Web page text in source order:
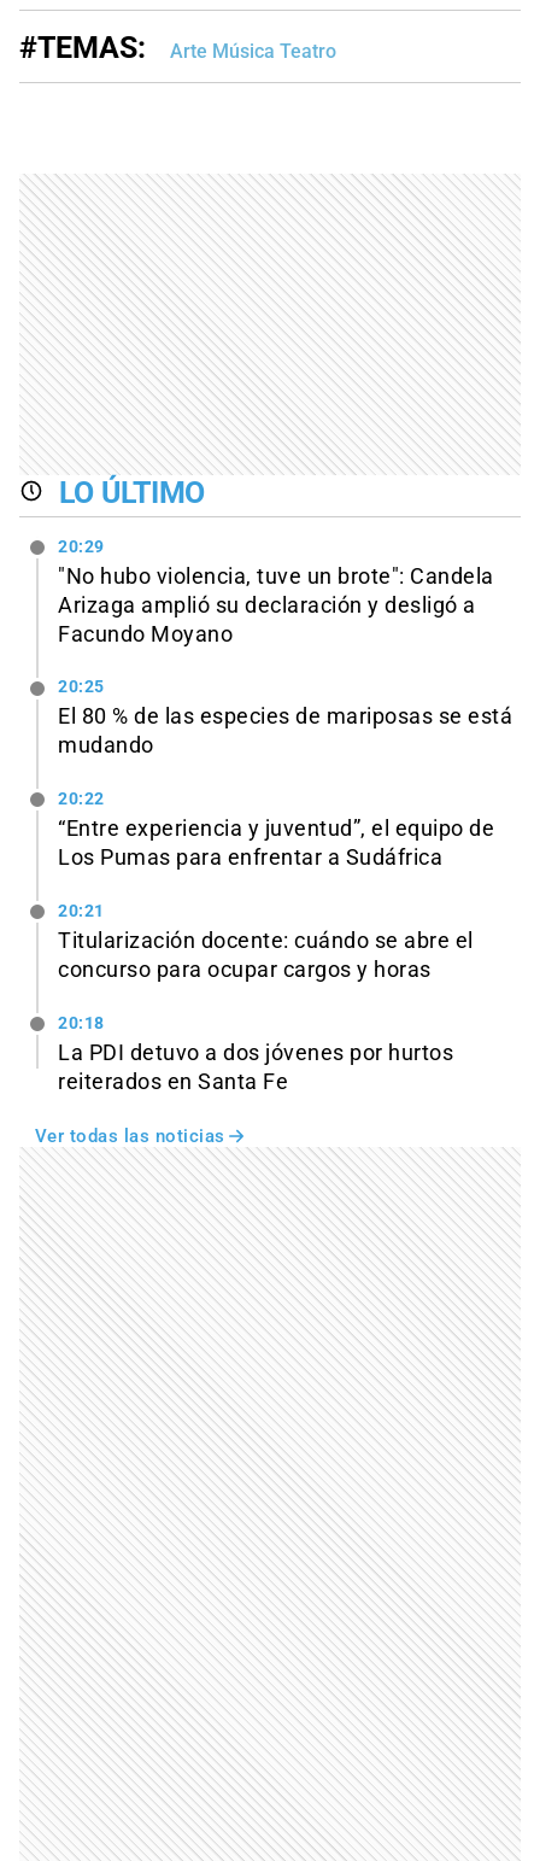
#TEMAS: Arte Música Teatro
LO ÚLTIMO
20:29
"No hubo violencia, tuve un brote": Candela
Arizaga amplió su declaración y desligó a
Facundo Moyano
20:25
El 80 % de las especies de mariposas se está
mudando
20:22
“Entre experiencia y juventud”, el equipo de
Los Pumas para enfrentar a Sudáfrica
20:21
Titularización docente: cuándo se abre el
concurso para ocupar cargos y horas
20:18
La PDI detuvo a dos jóvenes por hurtos
reiterados en Santa Fe
Ver todas las noticias